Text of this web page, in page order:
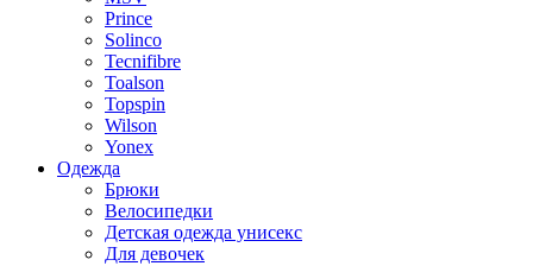
Prince
Solinco
Tecnifibre
Toalson
Topspin
Wilson
Yonex
Одежда
Брюки
Велосипедки
Детская одежда унисекс
Для девочек